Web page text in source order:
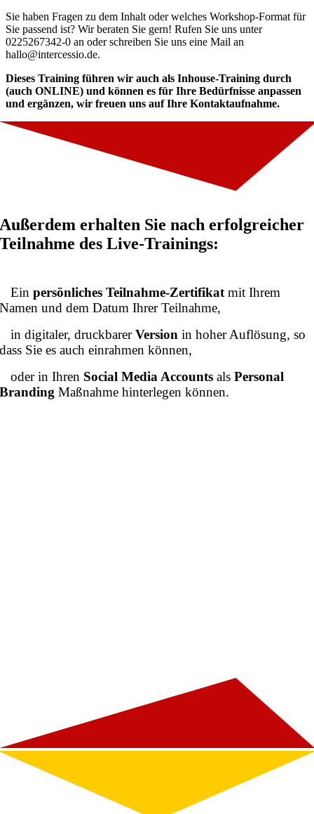
Sie haben Fragen zu dem Inhalt oder welches Workshop-Format für
Sie passend ist? Wir beraten Sie gern! Rufen Sie uns unter
0225267342-0 an oder schreiben Sie uns eine Mail an
hallo@intercessio.de.
Dieses Training führen wir auch als Inhouse-Training durch
(auch ONLINE) und können es für Ihre Bedürfnisse anpassen
und ergänzen, wir freuen uns auf Ihre Kontaktaufnahme.
Außerdem erhalten Sie nach erfolgreicher
Teilnahme des Live-Trainings:
Einpersönliches Teilnahme-Zertifikat mit Ihrem
Namen und dem Datum Ihrer Teilnahme,
in digitaler, druckbarerVersionin hoher Auflösung, so
dass Sie es auch einrahmen können,
oder in Ihren Social Media AccountsalsPersonal
BrandingMaßnahme hinterlegen können.